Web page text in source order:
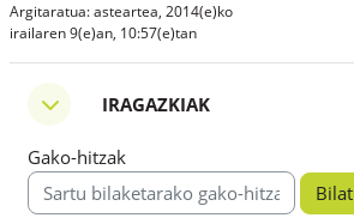
Argitaratua: asteartea, 2014(e)ko
irailaren 9(e)an, 10:57(e)tan
Iragazkiak
IragazkiakIRAGAZKIAK
Gako-hitzak
Gako-hitzak